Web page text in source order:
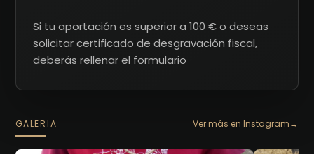
Si tu aportación es superior a 100 € o deseas
solicitar certificado de desgravación fiscal,
deberás rellenar el formulario
GALERÍA Ver más en Instagram→